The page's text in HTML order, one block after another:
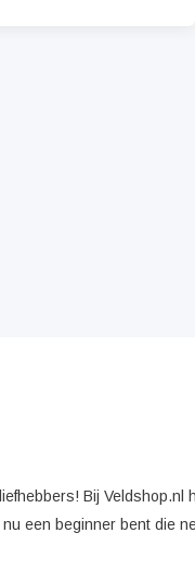
Bij
een beginner bent